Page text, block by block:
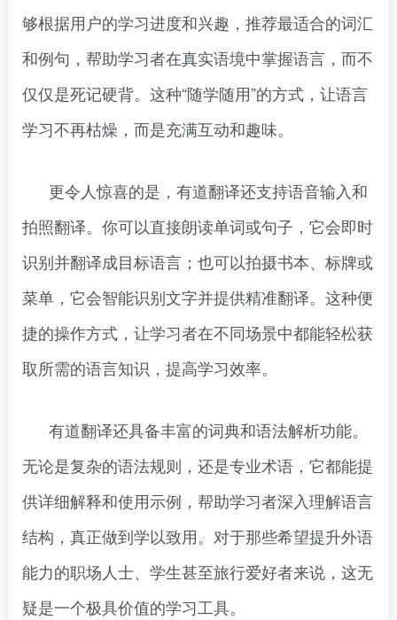
够根据用户的学习进度和兴趣，推荐最适合的词汇
和例句，帮助学习者在真实语境中掌握语言，而不
仅仅是死记硬背。这种“随学随用”的方式，让语言
学习不再枯燥，而是充满互动和趣味。
更令人惊喜的是，有道翻译还支持语音输入和
拍照翻译。你可以直接朗读单词或句子，它会即时
识别并翻译成目标语言；也可以拍摄书本、标牌或
菜单，它会智能识别文字并提供精准翻译。这种便
捷的操作方式，让学习者在不同场景中都能轻松获
取所需的语言知识，提高学习效率。
有道翻译还具备丰富的词典和语法解析功能。
无论是复杂的语法规则，还是专业术语，它都能提
供详细解释和使用示例，帮助学习者深入理解语言
结构，真正做到学以致用。对于那些希望提升外语
能力的职场人士、学生甚至旅行爱好者来说，这无
疑是一个极具价值的学习工具。